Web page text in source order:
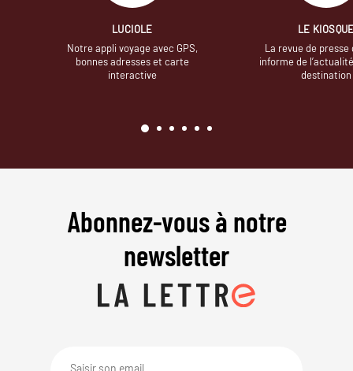
LUCIOLE
Notre appli voyage avec GPS,
bonnes adresses et carte
interactive
LE
La revue de presse
informe de
destination
Abonnez-vous à notre
newsletter